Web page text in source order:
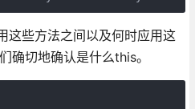
些方法之间以及何时应用这
确切地确认是什么this。